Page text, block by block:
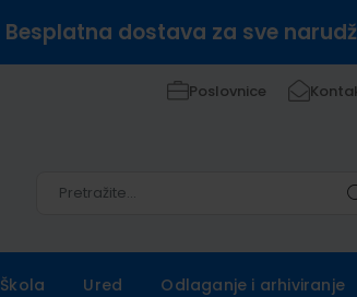
Besplatna dostava za sve
Poslovnice
Škola Ured Odlaganje i arhiviranje